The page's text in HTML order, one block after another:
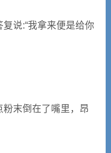
说:“我拿来便是给你
末倒在了嘴里，昂